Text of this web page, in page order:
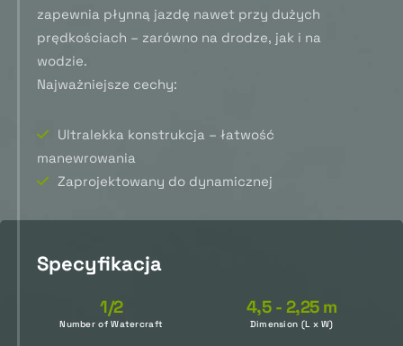
zapewnia płynną jazdę nawet przy dużych
prędkościach – zarówno na drodze, jak i na
wodzie.
Najważniejsze cechy:
Ultralekka konstrukcja – łatwość
manewrowania
Zaprojektowany do dynamicznej
Specyfikacja
1/2
Number of Watercraft
4,5 - 2,25 m
Dimension (L x W)